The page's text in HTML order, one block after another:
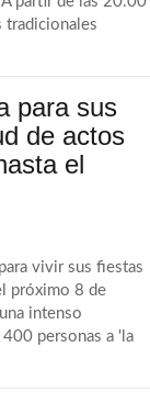
tradicionales
para sus
de actos
el
vivir sus fiestas
próximo 8 de
intenso
400 personas a 'la